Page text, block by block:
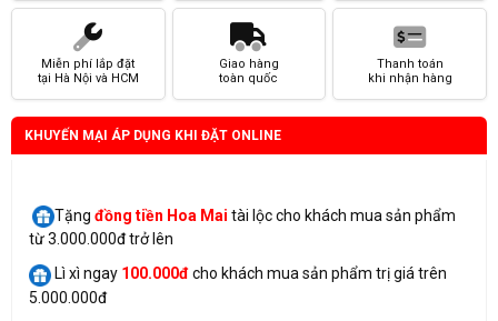
Miễn phí lắp đặt
tại Hà Nội và HCM
Giao hàng
toàn quốc
Thanh toán
khi nhận hàng
KHUYẾN MẠI ÁP DỤNG KHI ĐẶT ONLINE
Tặng đồng tiền Hoa Mai tài lộc cho khách mua sản phẩm
từ 3.000.000đ trở lên
Lì xì ngay 100.000đcho khách mua sản phẩm trị giá trên
5.000.000đ